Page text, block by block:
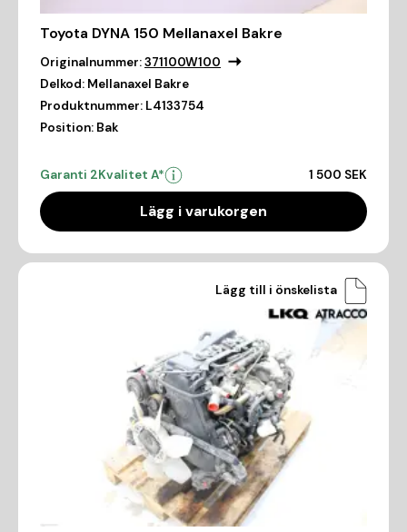
Toyota DYNA 150 Mellanaxel Bakre
Originalnummer:371100W100
Delkod: Mellanaxel Bakre
Produktnummer: L4133754
Position: Bak
Garanti 2Kvalitet A* 1 500 SEK
Lägg i varukorgen
Lägg till i önskelista